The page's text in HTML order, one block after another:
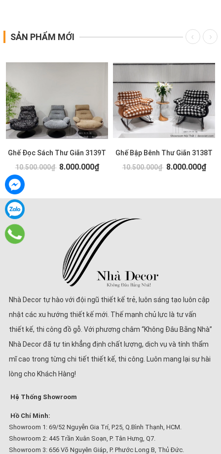
SẢN PHẨM MỚI
Ghế Đọc Sách Thư Giãn 3139T
10.500.000₫ 8.000.000₫
Ghế Bập Bênh Thư Giãn 3138T
10.500.000₫ 8.000.000₫
Nhà Decor tự hào với đội ngũ thiết kế trẻ, luôn sáng tạo luôn cập
nhật các xu hướng thiết kế mới. Thế mạnh chủ lực là tư vấn
thiết kế, thi công đồ gỗ. Với phương châm “Không Đâu Bằng Nhà”
Nhà Decor đã tự tin khẳng định chất lượng, dịch vụ và tính thẩm
mĩ cao trong từng chi tiết thiết kế, thi công. Luôn mang lại sự hài
lòng cho Khách Hàng!
Hệ Thống Showroom
Hồ Chí Minh:
Showroom 1: 69/52 Nguyễn Gia Trí, P.25, Q.Bình Thạnh, HCM.
Showroom 2: 445 Trần Xuân Soạn, P. Tân Hưng, Q7.
Showroom 3: 656 Võ Nguyên Giáp, P. Phước Long B, Thủ Đức.